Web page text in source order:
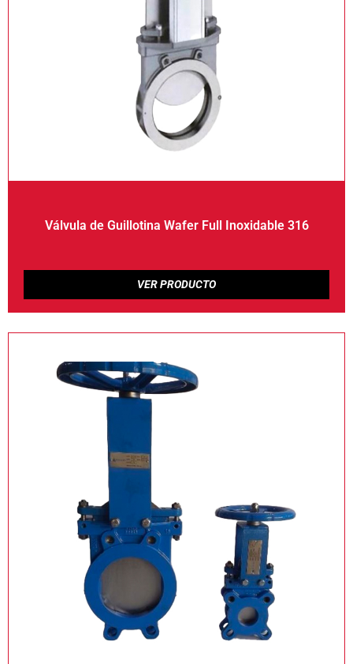
Válvula de Guillotina Wafer Full Inoxidable 316